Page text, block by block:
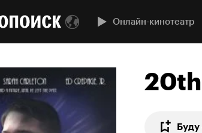
Онлайн-кинотеатр
20th
Буду